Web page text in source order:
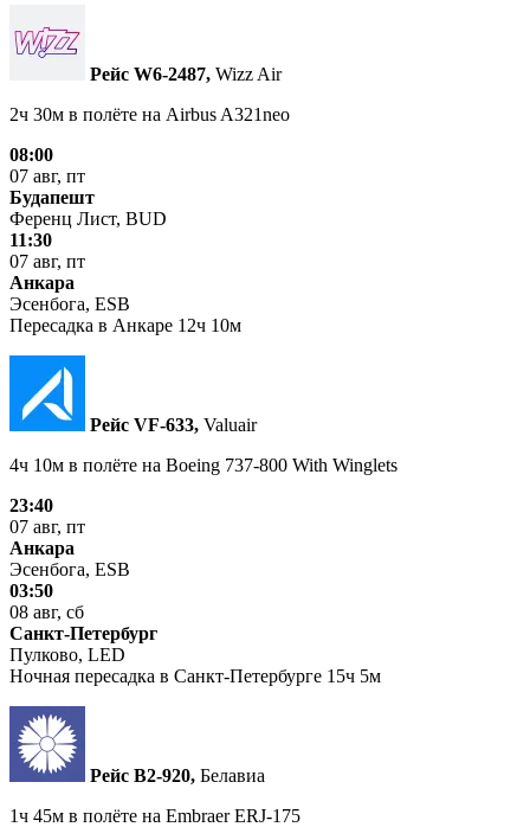
Рейс W6‑2487, Wizz Air
2ч 30м в полёте на Airbus A321neo
08:00
07 авг, пт
Будапешт
Ференц Лист, BUD
11:30
07 авг, пт
Анкара
Эсенбога, ESB
Пересадка в Анкаре 12ч 10м
Рейс VF‑633, Valuair
4ч 10м в полёте на Boeing 737-800 With Winglets
23:40
07 авг, пт
Анкара
Эсенбога, ESB
03:50
08 авг, сб
Санкт-Петербург
Пулково, LED
Ночная пересадка в Санкт-Петербурге 15ч 5м
Рейс B2‑920, Белавиа
1ч 45м в полёте на Embraer ERJ-175